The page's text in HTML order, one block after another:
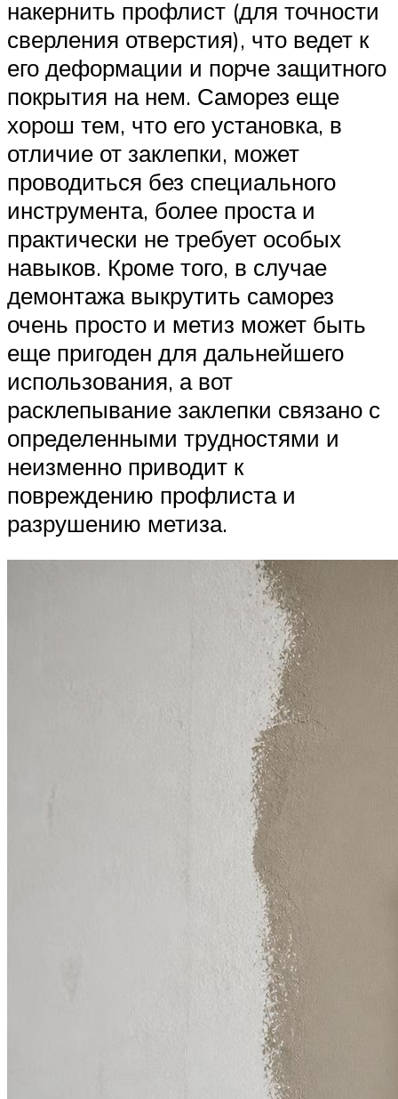
накернить профлист (для точности
сверления отверстия), что ведет к
его деформации и порче защитного
покрытия на нем. Саморез еще
хорош тем, что его установка, в
отличие от заклепки, может
проводиться без специального
инструмента, более проста и
практически не требует особых
навыков. Кроме того, в случае
демонтажа выкрутить саморез
очень просто и метиз может быть
еще пригоден для дальнейшего
использования, а вот
расклепывание заклепки связано с
определенными трудностями и
неизменно приводит к
повреждению профлиста и
разрушению метиза.